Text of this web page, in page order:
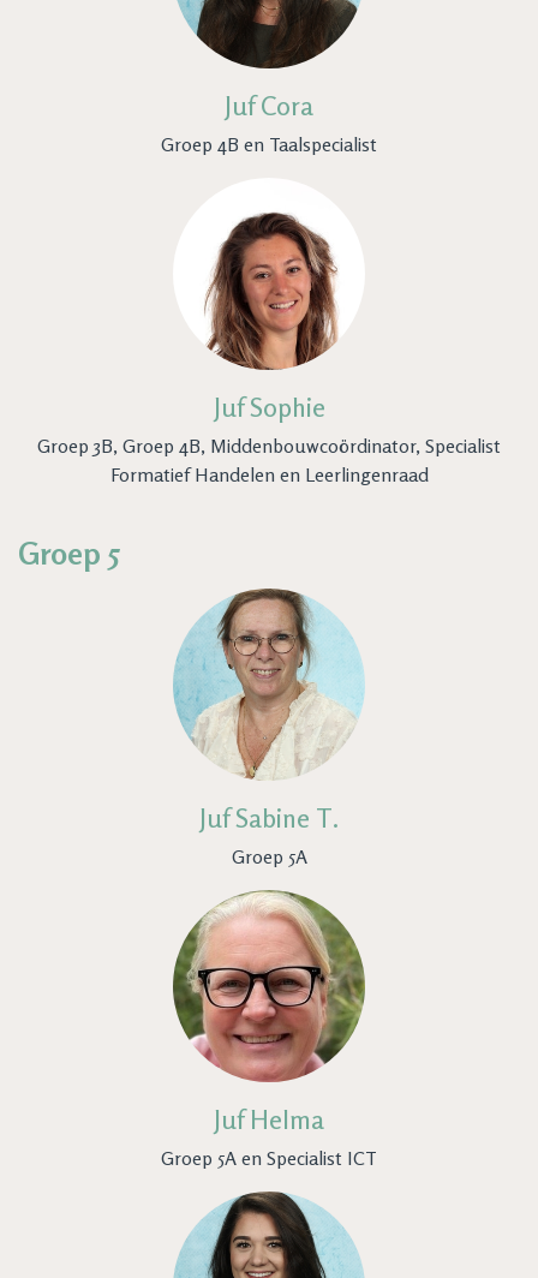
Juf Cora
Groep 4B en Taalspecialist
Juf Sophie
Groep 3B, Groep 4B, Middenbouwcoördinator, Specialist
Formatief Handelen en Leerlingenraad
Groep 5
Juf Sabine T.
Groep 5A
Juf Helma
Groep 5A en Specialist ICT